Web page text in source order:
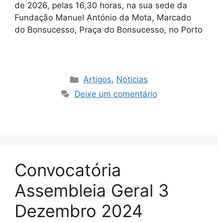
de 2026, pelas 16,30 horas, na sua sede da
Fundação Manuel António da Mota, Marcado
do Bonsucesso, Praça do Bonsucesso, no Porto
Artigos, Noticias
Deixe um comentário
Convocatória
Assembleia Geral 3
Dezembro 2024